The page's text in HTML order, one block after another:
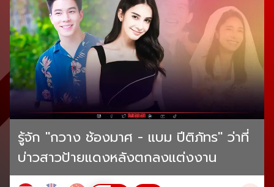
รู้จัก "กวาง ช้องมาศ - แบม ปีติภัทร" ว่าที่
บ่าวสาวป้ายแดงหลังตกลงแต่งงาน